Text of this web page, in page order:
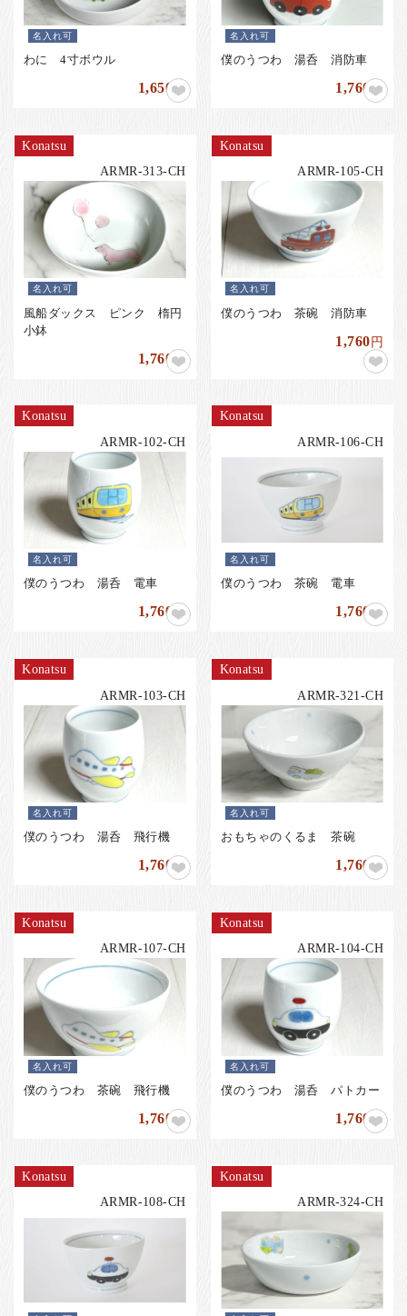
名入れ可
わに 4寸ボウル
1,650円
名入れ可
僕のうつわ 湯呑 消防車
1,760円
Konatsu
ARMR-313-CH
名入れ可
風船ダックス ピンク 楕円
小鉢
1,760円
Konatsu
ARMR-105-CH
名入れ可
僕のうつわ 茶碗 消防車
1,760円
Konatsu
ARMR-102-CH
名入れ可
僕のうつわ 湯呑 電車
1,760円
Konatsu
ARMR-106-CH
名入れ可
僕のうつわ 茶碗 電車
1,760円
Konatsu
ARMR-103-CH
名入れ可
僕のうつわ 湯呑 飛行機
1,760円
Konatsu
ARMR-321-CH
名入れ可
おもちゃのくるま 茶碗
1,760円
Konatsu
ARMR-107-CH
名入れ可
僕のうつわ 茶碗 飛行機
1,760円
Konatsu
ARMR-104-CH
名入れ可
僕のうつわ 湯呑 パトカー
1,760円
Konatsu
ARMR-108-CH
Konatsu
ARMR-324-CH